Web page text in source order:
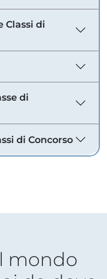
Classi di
di
di Concorso
mondo